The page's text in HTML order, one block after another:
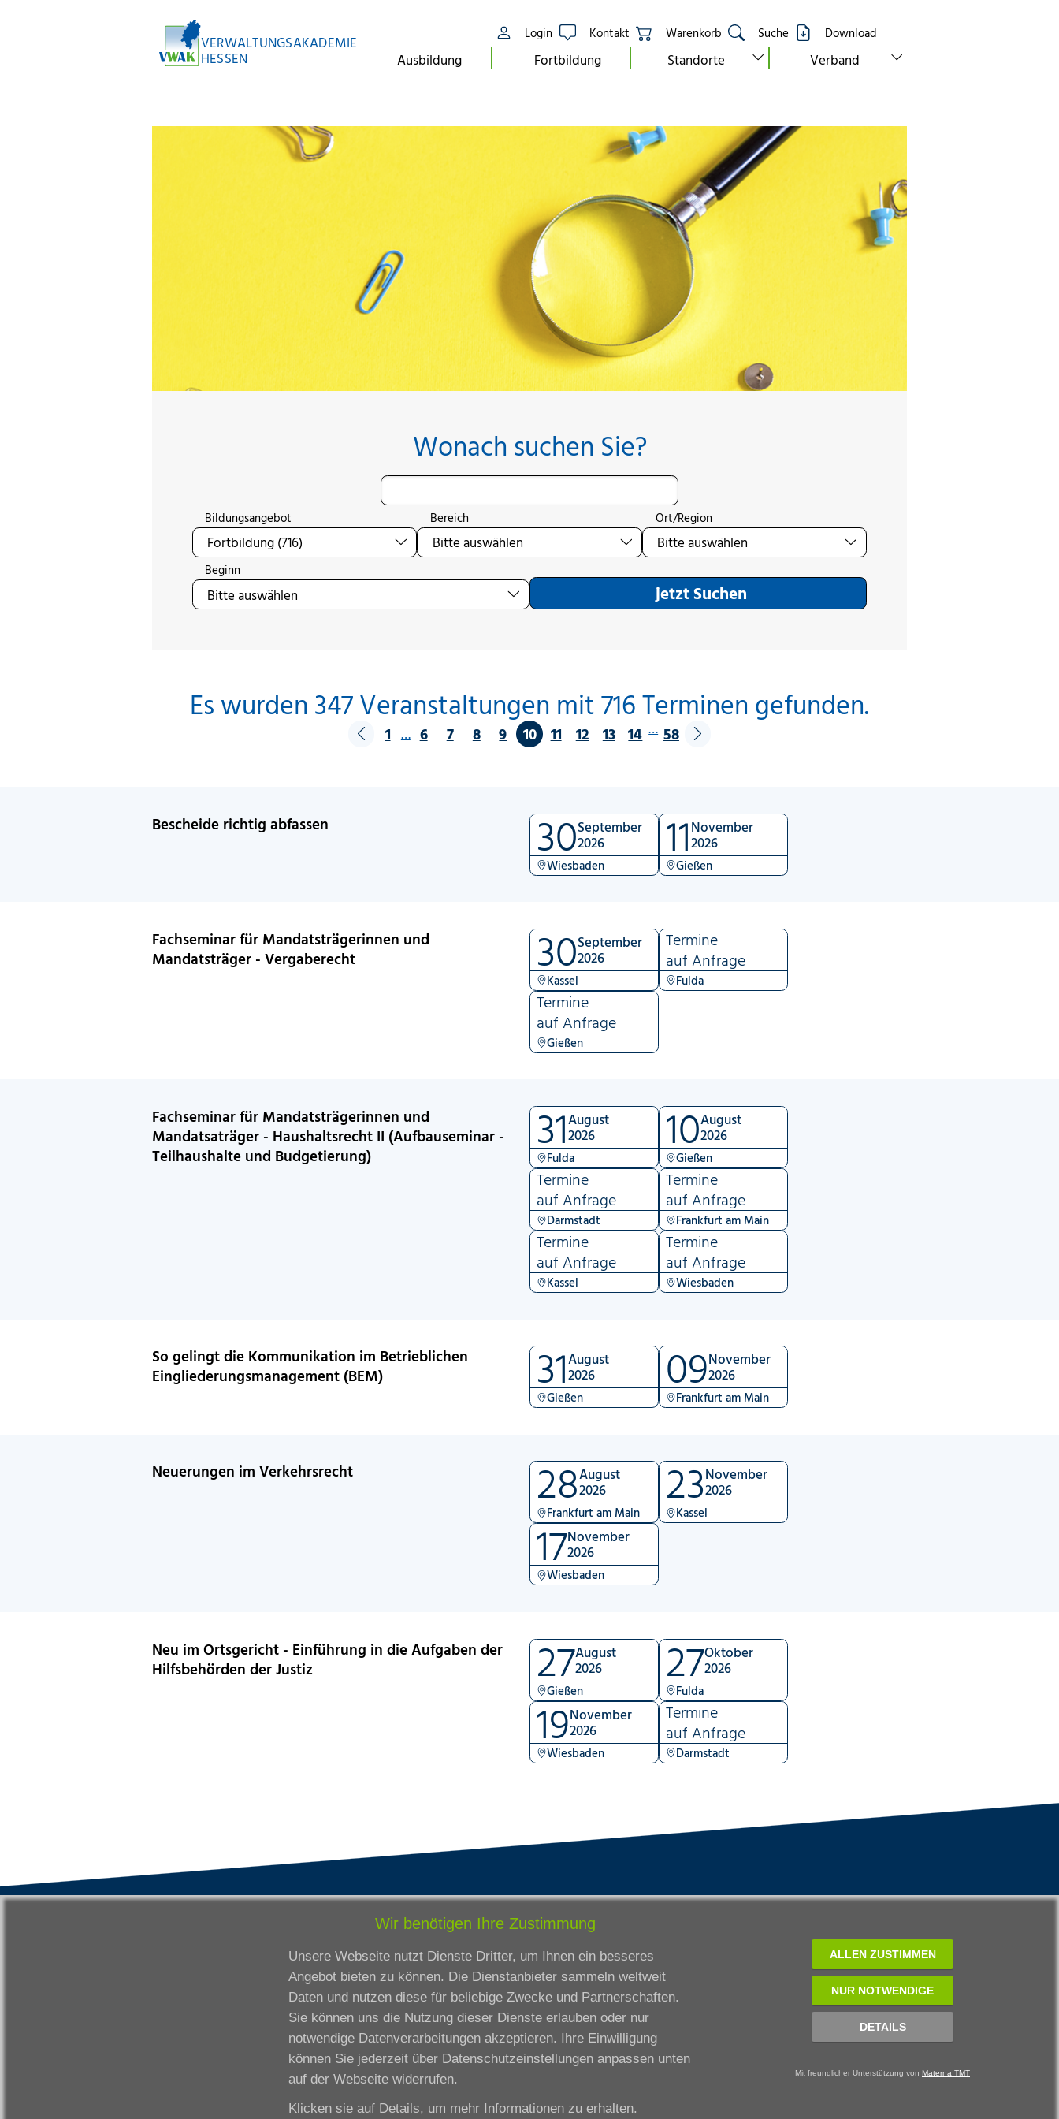
VERWALTUNGSAKADEMIE
HESSEN
Login Kontakt Warenkorb Suche Download
Ausbildung Fortbildung Standorte show submenu for “standorte”
Verband show submenu for “verband”
Wonach suchen Sie?
Bildungsangebot Bereich Ort/Region
Beginn
jetzt Suchen
Es wurden 347 Veranstaltungen mit 716 Terminen gefunden.
1 … 6 7 8 9 10 11 12 13 14 … 58
Bescheide richtig abfassen 30September
2026
Wiesbaden 11November
2026
Gießen
Fachseminar für Mandatsträgerinnen und
Mandatsträger - Vergaberecht
30September
2026
Kassel
Termine
auf Anfrage
Fulda
Termine
auf Anfrage
Gießen
Fachseminar für Mandatsträgerinnen und
Mandatsaträger - Haushaltsrecht II (Aufbauseminar -
Teilhaushalte und Budgetierung)
31August
2026
Fulda 10August
2026
Gießen
Termine
auf Anfrage
Darmstadt
Termine
auf Anfrage
Frankfurt am Main
Termine
auf Anfrage
Kassel
Termine
auf Anfrage
Wiesbaden
So gelingt die Kommunikation im Betrieblichen
Eingliederungsmanagement (BEM)
31August
2026
Gießen 09November
2026
Frankfurt am Main
Neuerungen im Verkehrsrecht 28August
2026
Frankfurt am Main 23November
2026
Kassel
17November
2026
Wiesbaden
Neu im Ortsgericht - Einführung in die Aufgaben der
Hilfsbehörden der Justiz
27August
2026
Gießen 27Oktober
2026
Fulda
19November
2026
Wiesbaden
Termine
auf Anfrage
Darmstadt
Standorte
Darmstadt
Frankfurt am Main
Fulda
Gießen
Kassel
Wiesbaden
Fortbildungszentrum
Bildungsangebot
Ausbildung
Zertifikatslehrgänge
Fortbildung
Wir benötigen Ihre Zustimmung
Unsere Webseite nutzt Dienste Dritter, um Ihnen ein besseres
Angebot bieten zu können. Die Dienstanbieter sammeln weltweit
Daten und nutzen diese für beliebige Zwecke und Partnerschaften.
Sie können uns die Nutzung dieser Dienste erlauben oder nur
notwendige Datenverarbeitungen akzeptieren. Ihre Einwilligung
können Sie jederzeit über Datenschutzeinstellungen anpassen unten
auf der Webseite widerrufen.
Klicken sie auf Details, um mehr Informationen zu erhalten.
ALLEN ZUSTIMMEN
NUR NOTWENDIGE
DETAILS
Mit freundlicher Unterstützung von Materna TMT